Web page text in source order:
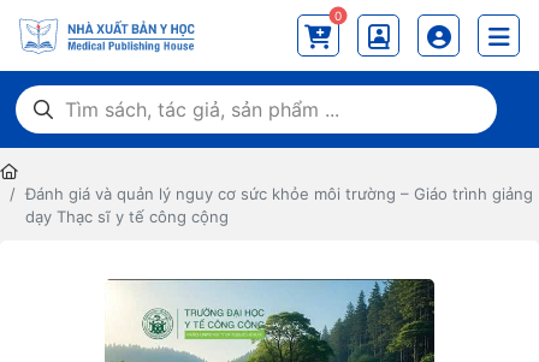
0
Đánh giá và quản lý nguy cơ sức khỏe môi trường – Giáo trình giảng
dạy Thạc sĩ y tế công cộng